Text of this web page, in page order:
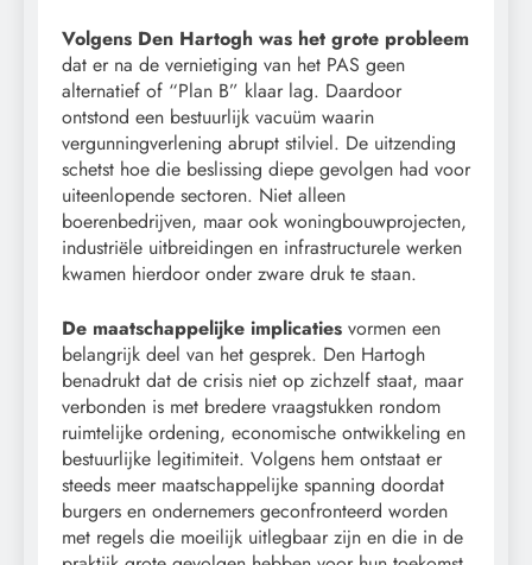
Volgens Den Hartogh was het grote probleem
dat er na de vernietiging van het PAS geen
alternatief of “Plan B” klaar lag. Daardoor
ontstond een bestuurlijk vacuüm waarin
vergunningverlening abrupt stilviel. De uitzending
schetst hoe die beslissing diepe gevolgen had voor
uiteenlopende sectoren. Niet alleen
boerenbedrijven, maar ook woningbouwprojecten,
industriële uitbreidingen en infrastructurele werken
kwamen hierdoor onder zware druk te staan.
De maatschappelijke implicaties vormen een
belangrijk deel van het gesprek. Den Hartogh
benadrukt dat de crisis niet op zichzelf staat, maar
verbonden is met bredere vraagstukken rondom
ruimtelijke ordening, economische ontwikkeling en
bestuurlijke legitimiteit. Volgens hem ontstaat er
steeds meer maatschappelijke spanning doordat
burgers en ondernemers geconfronteerd worden
met regels die moeilijk uitlegbaar zijn en die in de